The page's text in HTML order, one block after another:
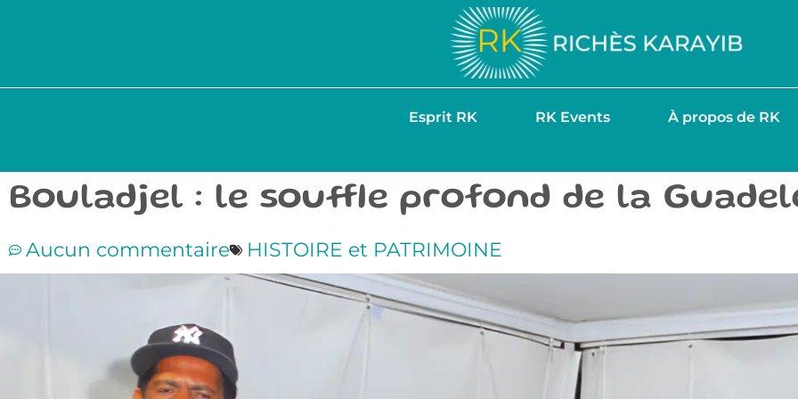
Esprit RK RK Events À propos de RK
Bouladjel : le souffle profond de la
Aucun commentaire HISTOIRE et PATRIMOINE